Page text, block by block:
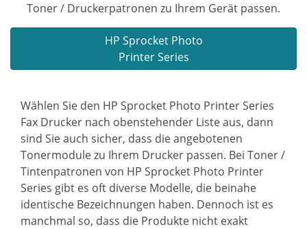
Toner / Druckerpatronen zu Ihrem Gerät passen.
HP Sprocket Photo
Printer Series
Wählen Sie den HP Sprocket Photo Printer Series
Fax Drucker nach obenstehender Liste aus, dann
sind Sie auch sicher, dass die angebotenen
Tonermodule zu Ihrem Drucker passen. Bei Toner /
Tintenpatronen von HP Sprocket Photo Printer
Series gibt es oft diverse Modelle, die beinahe
identische Bezeichnungen haben. Dennoch ist es
manchmal so, dass die Produkte nicht exakt